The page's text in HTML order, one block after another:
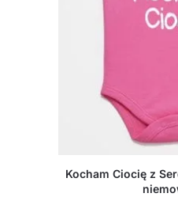
Kocham Ciocię z